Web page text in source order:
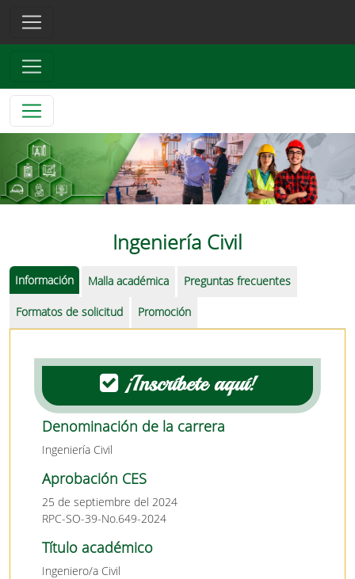
Ingeniería Civil
Información Malla académica Preguntas frecuentes
Formatos de solicitud Promoción
¡Inscríbete aquí!
Denominación de la carrera
Ingeniería Civil
Aprobación CES
25 de septiembre del 2024
RPC-SO-39-No.649-2024
Título académico
Ingeniero/a Civil